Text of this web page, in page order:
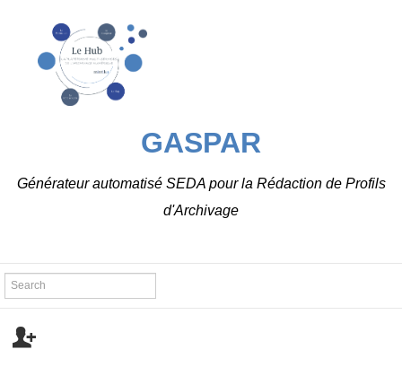
GASPAR
Générateur automatisé SEDA pour la Rédaction de Profils
d'Archivage